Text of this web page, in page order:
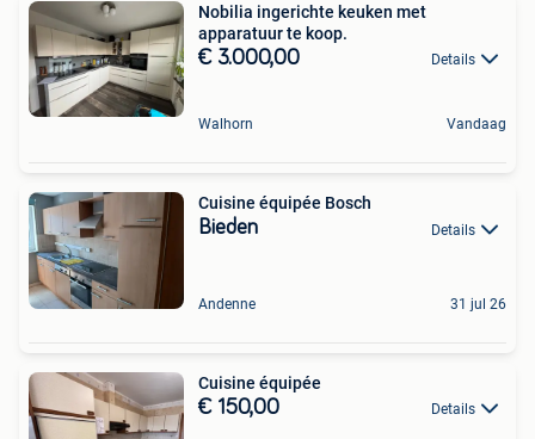
Nobilia ingerichte keuken met
apparatuur te koop.
€ 3.000,00 Details
Walhorn Vandaag
Cuisine équipée Bosch
Bieden Details
Andenne 31 jul 26
Cuisine équipée
€ 150,00 Details